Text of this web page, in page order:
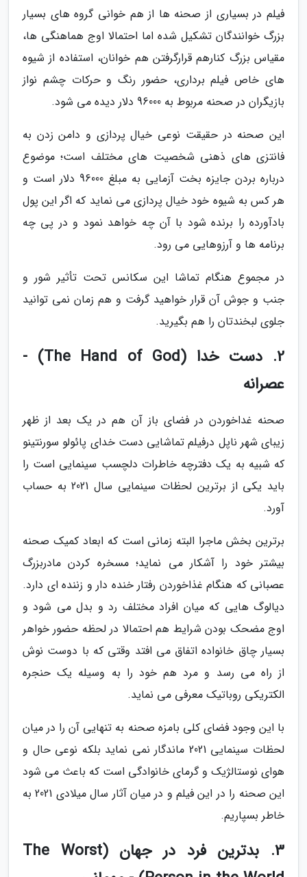
فیلم در بسیاری از صحنه ها از هم خوانی گروه های بسیار
بزرگ خوانندگان تشکیل شده اما احتمالا اوج هماهنگی ها،
مقیاس بزرگ کنارهم قرارگرفتن هم خوانان، استفاده از شیوه
های خاص فیلم برداری، حضور رنگ و حرکات چشم نواز
بازیگران در صحنه مربوط به 96000 دلار دیده می شود.
این صحنه در حقیقت نوعی خیال پردازی و دامن زدن به
فانتزی های ذهنی شخصیت های مختلف است؛ موضوع
درباره بردن جایزه بخت آزمایی به مبلغ 96000 دلار است و
هر کس به شیوه خود خیال پردازی می نماید که اگر این پول
بادآورده را برنده شود با آن چه خواهد نمود و در پی چه
برنامه ها و آرزوهایی می رود.
در مجموع هنگام تماشا این سکانس تحت تأثیر شور و
جنب و جوش آن قرار خواهید گرفت و هم زمان نمی توانید
جلوی لبخندتان را هم بگیرید.
2. دست خدا (The Hand of God) -
عصرانه
صحنه غداخوردن در فضای باز آن هم در یک بعد از ظهر
زیبای شهر ناپل درفیلم تماشایی دست خدای پائولو سورنتینو
که شبیه به یک دفترچه خاطرات دلچسب سینمایی است را
باید یکی از برترین لحظات سینمایی سال 2021 به حساب
آورد.
برترین بخش ماجرا البته زمانی است که ابعاد کمیک صحنه
بیشتر خود را آشکار می نماید؛ مسخره کردن مادربزرگ
عصبانی که هنگام غذاخوردن رفتار خنده دار و زننده ای دارد.
دیالوگ هایی که میان افراد مختلف رد و بدل می شود و
اوج مضحک بودن شرایط هم احتمالا در لحظه حضور خواهر
بسیار چاق خانواده اتفاق می افتد وقتی که با دوست نوش
از راه می رسد و مرد هم خود را به وسیله یک حنجره
الکتریکی روباتیک معرفی می نماید.
با این وجود فضای کلی بامزه صحنه به تنهایی آن را در میان
لحظات سینمایی 2021 ماندگار نمی نماید بلکه نوعی حال و
هوای نوستالژیک و گرمای خانوادگی است که باعث می شود
این صحنه را در این فیلم و در میان آثار سال میلادی 2021 به
خاطر بسپاریم.
3. بدترین فرد در جهان (The Worst